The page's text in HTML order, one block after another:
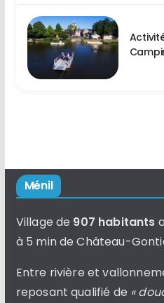
Ménil
Village de 907 habitants
à 5 min de Château-
Entre rivière et
reposant qualifié de «